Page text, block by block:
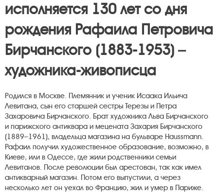
исполняется 130 лет со дня
рождения Рафаила Петровича
Бирчанского (1883-1953) –
художника-живописца
Родился в Москве. Племянник и ученик Исаака Ильича
Левитана, сын его старшей сестры Терезы и Петра
Захаровича Бирчанского. Брат художника Льва Бирчанского
и парижского антиквара и мецената Захария Бирчанского
(1889–1961), владельца магазина на бульваре Haussmann.
Рафаил получил художественное образование, возможно, в
Киеве, или в Одессе, где жили родственники семьи
Левитанов. После революции был арестован, так как имел
антикварный магазин. Потом его выпустили, а через
несколько лет он уехал во Францию, жил и умер в Париже.